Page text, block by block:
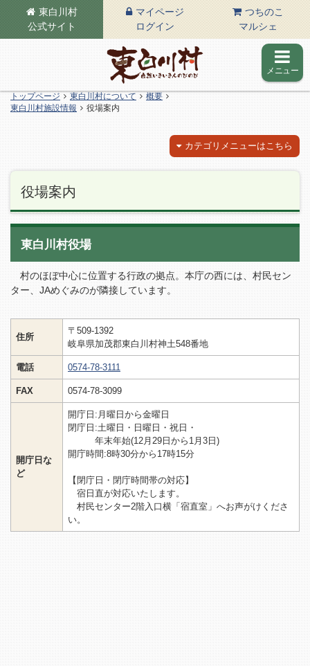
東白川村
公式サイト
マイページ
ログイン
つちのこ
マルシェ
東白川村の公式サイト
メニュー
トップページ 東白川村について
概要
東白川村施設情報
役場案内
カテゴリメニューはこちら
役場案内
東白川村役場
村のほぼ中心に位置する行政の拠点。本庁の西には、村民セン
ター、JAめぐみのが隣接しています。
住所
〒509-1392
岐阜県加茂郡東白川村神土548番地
電話 0574-78-3111
FAX 0574-78-3099
開庁日な
ど
開庁日:月曜日から金曜日
閉庁日:土曜日・日曜日・祝日・
年末年始(12月29日から1月3日)
開庁時間:8時30分から17時15分
【閉庁日・閉庁時間帯の対応】
宿日直が対応いたします。
村民センター2階入口横「宿直室」へお声がけくださ
い。